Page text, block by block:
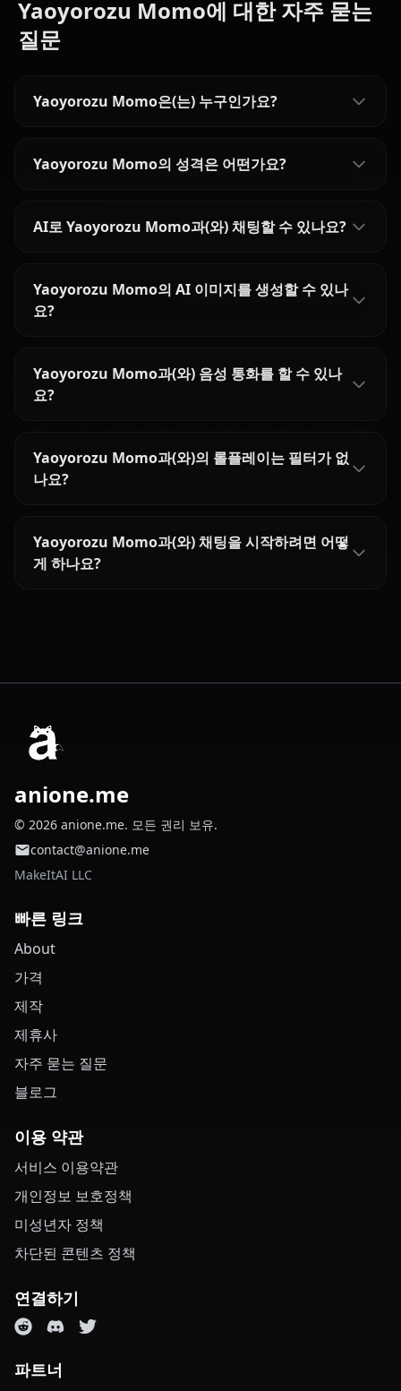
Yaoyorozu Momo에 대한 자주 묻는
질문
Yaoyorozu Momo은(는) 누구인가요?
Yaoyorozu Momo의 성격은 어떤가요?
AI로 Yaoyorozu Momo과(와) 채팅할 수 있나요?
Yaoyorozu Momo의 AI 이미지를 생성할 수 있나
요?
Yaoyorozu Momo과(와) 음성 통화를 할 수 있나
요?
Yaoyorozu Momo과(와)의 롤플레이는 필터가 없
나요?
Yaoyorozu Momo과(와) 채팅을 시작하려면 어떻
게 하나요?
anione.me
© 2026 anione.me. 모든 권리 보유.
contact@anione.me
MakeItAI LLC
빠른 링크
About
가격
제작
제휴사
자주 묻는 질문
블로그
이용 약관
서비스 이용약관
개인정보 보호정책
미성년자 정책
차단된 콘텐츠 정책
연결하기
파트너